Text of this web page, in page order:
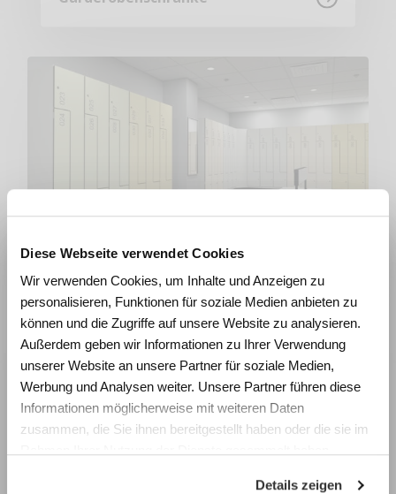
Diese Webseite verwendet Cookies
Wir verwenden Cookies, um Inhalte und Anzeigen zu
personalisieren, Funktionen für soziale Medien anbieten zu
können und die Zugriffe auf unsere Website zu analysieren.
Außerdem geben wir Informationen zu Ihrer Verwendung
unserer Website an unsere Partner für soziale Medien,
Werbung und Analysen weiter. Unsere Partner führen diese
Informationen möglicherweise mit weiteren Daten
zusammen, die Sie ihnen bereitgestellt haben oder die sie im
Details zeigen
Z-Spinde
Wie beeinflussen Räume
Lernen und Wohlbefinden?
Erleben Sie die Wirkung von
Raumgestaltung anhand realistischer
Simulationen und gewinnen Sie konkrete
Impulse für die Planung zukunftsfähiger
Lernräume.
Fachtagung Labor Schulraum